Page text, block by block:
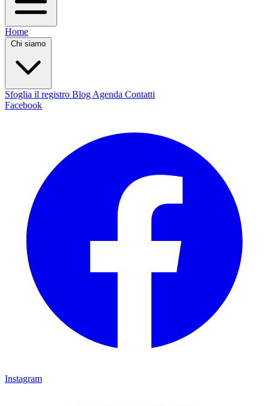
Home
Chi siamo
Sfoglia il registro Blog Agenda Contatti
Facebook
Instagram